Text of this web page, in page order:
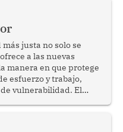
justa no solo se
a las nuevas
manera en que protege
esfuerzo y trabajo,
vulnerabilidad. El
los beneficiarios del